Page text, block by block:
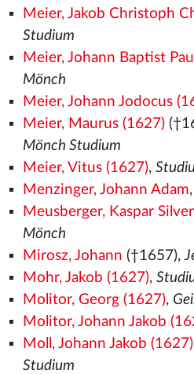
Meier, Jakob Christoph
Studium
Meier, Johann Baptist
Mönch
Meier, Johann Jodocus
Meier, Maurus (1627)
Mönch Studium
Meier, Vitus (1627),
Menzinger, Johann Adam,
Meusberger, Kaspar
Mönch
Mirosz, Johann (†1657),
Mohr, Jakob (1627),
Molitor, Georg (1627),
Molitor, Johann Jakob
Moll, Johann Jakob (1627)
Studium